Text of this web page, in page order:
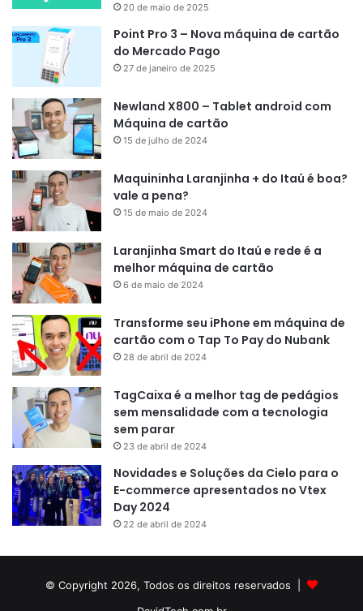
20 de maio de 2025
Point Pro 3 – Nova máquina de cartão
do Mercado Pago
27 de janeiro de 2025
Newland X800 – Tablet android com
Máquina de cartão
15 de julho de 2024
Maquininha Laranjinha + do Itaú é boa?
vale a pena?
15 de maio de 2024
Laranjinha Smart do Itaú e rede é a
melhor máquina de cartão
6 de maio de 2024
Transforme seu iPhone em máquina de
cartão com o Tap To Pay do Nubank
28 de abril de 2024
TagCaixa é a melhor tag de pedágios
sem mensalidade com a tecnologia
sem parar
23 de abril de 2024
Novidades e Soluções da Cielo para o
E-commerce apresentados no Vtex
Day 2024
22 de abril de 2024
© Copyright 2026, Todos os direitos reservados |